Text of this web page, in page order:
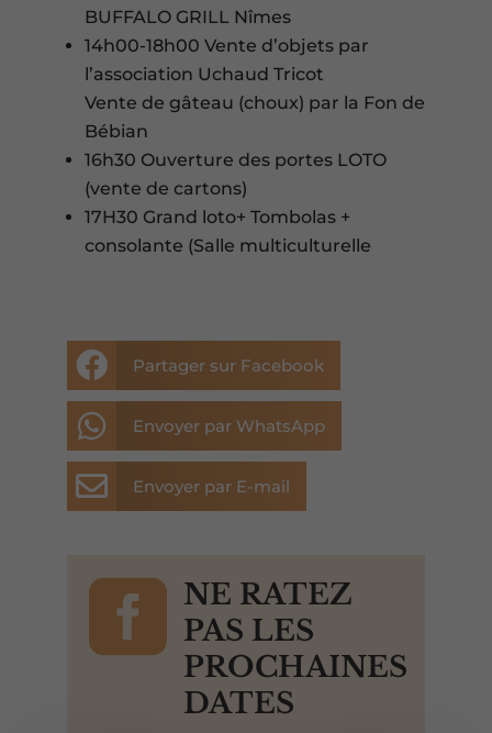
BUFFALO GRILL Nîmes
14h00-18h00 Vente d’objets par
l’association Uchaud Tricot
Vente de gâteau (choux) par la Fon de
Bébian
16h30 Ouverture des portes LOTO
(vente de cartons)
17H30 Grand loto+ Tombolas +
consolante (Salle multiculturelle
 Partager sur Facebook
 Envoyer par WhatsApp
 Envoyer par E-mail

NE RATEZ
PAS LES
PROCHAINES
DATES